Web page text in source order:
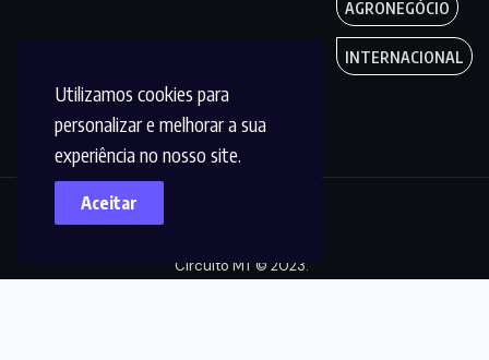
Utilizamos cookies para
personalizar e melhorar a sua
experiência no nosso site.
Aceitar
AGRONEGÓCIO
INTERNACIONAL
Circuito MT © 2023.